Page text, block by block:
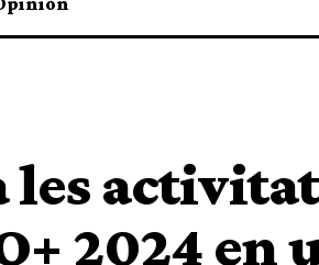
2024 en